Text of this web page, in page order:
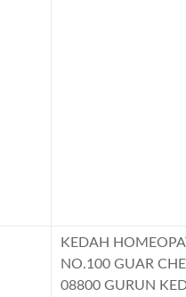
KEDAH
NO.100 GUAR
08800 GURUN